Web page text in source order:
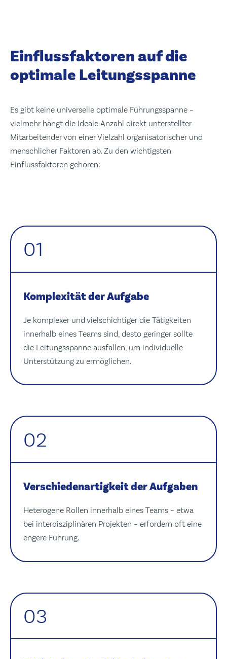
Einflussfaktoren auf die
optimale Leitungsspanne
Es gibt keine universelle optimale Führungsspanne –
vielmehr hängt die ideale Anzahl direkt unterstellter
Mitarbeitender von einer Vielzahl organisatorischer und
menschlicher Faktoren ab. Zu den wichtigsten
Einflussfaktoren gehören:
01
Komplexität der Aufgabe
Je komplexer und vielschichtiger die Tätigkeiten
innerhalb eines Teams sind, desto geringer sollte
die Leitungsspanne ausfallen, um individuelle
Unterstützung zu ermöglichen.
02
Verschiedenartigkeit der Aufgaben
Heterogene Rollen innerhalb eines Teams – etwa
bei interdisziplinären Projekten – erfordern oft eine
engere Führung.
03